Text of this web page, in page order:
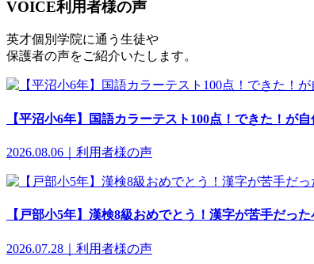
VOICE利用者様の声
英才個別学院に通う生徒や
保護者の声をご紹介いたします。
【平沼小6年】国語カラーテスト100点！できた！が
2026.08.06｜利用者様の声
【戸部小5年】漢検8級おめでとう！漢字が苦手だっ
2026.07.28｜利用者様の声